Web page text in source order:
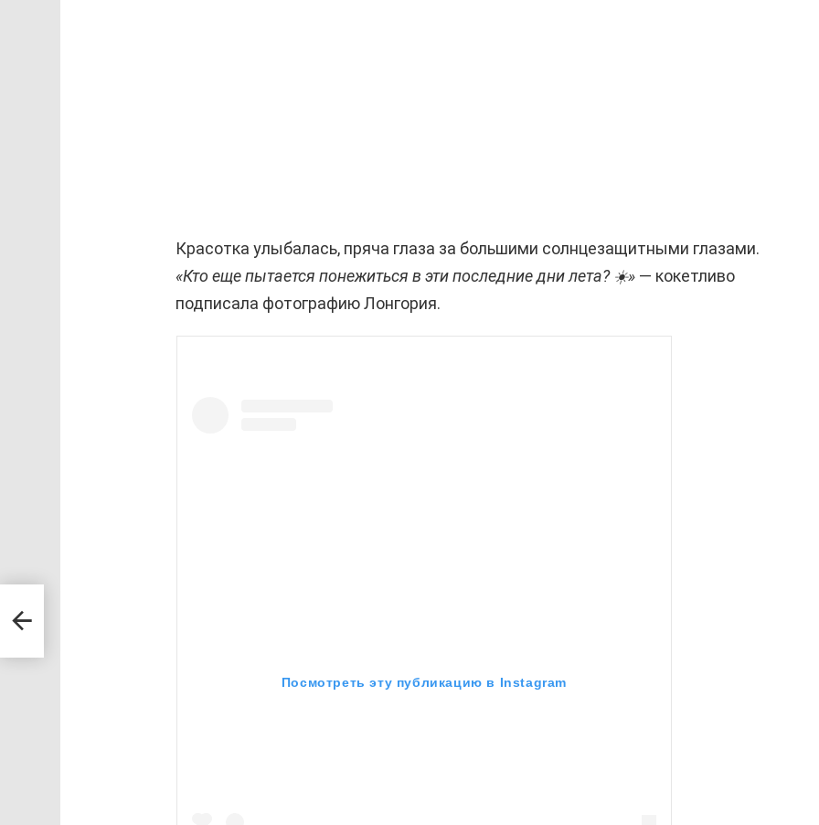
Красотка улыбалась, пряча глаза за большими солнцезащитными глазами.
«Кто еще пытается понежиться в эти последние дни лета? ☀️» — кокетливо
подписала фотографию Лонгория.
Посмотреть эту публикацию в Instagram